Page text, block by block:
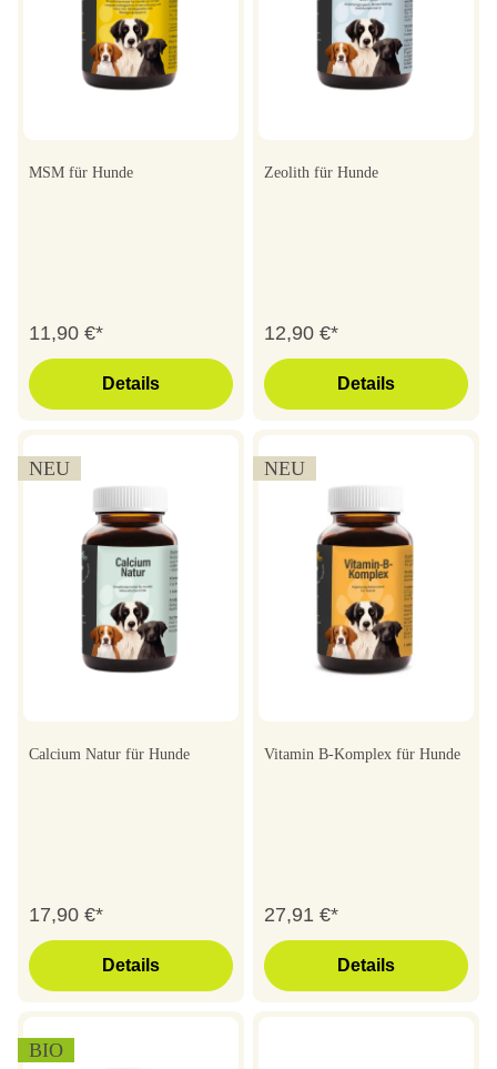
MSM für Hunde
11,90 €*
Details
Zeolith für Hunde
12,90 €*
Details
NEU
Calcium Natur für Hunde
17,90 €*
Details
NEU
Vitamin B-Komplex für Hunde
27,91 €*
Details
BIO